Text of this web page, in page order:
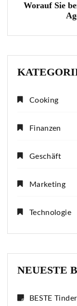
Worauf Sie
Cooking
Finanzen
Geschäft
Marketing
Technologie
NEUESTE
BESTE